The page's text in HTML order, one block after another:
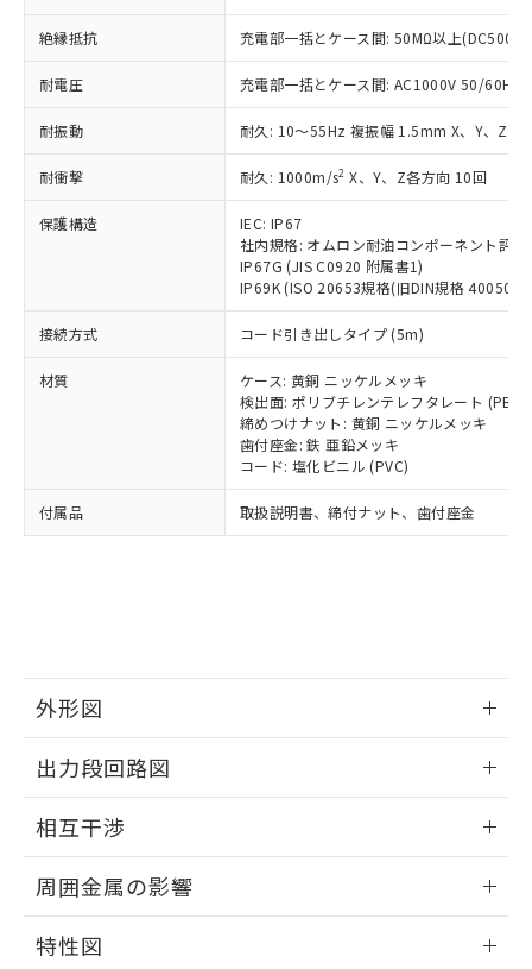
絶縁抵抗 充電部一括とケース間: 50MΩ以上(DC500V
耐電圧 充電部一括とケース間: AC1000V 50/60Hz
耐振動 耐久: 10～55Hz 複振幅 1.5mm X、Y、Z各
耐衝撃 耐久: 1000m/s2 X、Y、Z各方向 10回
保護構造
IEC: IP67
社内規格: オムロン耐油コンポーネント評
IP67G (JIS C0920 附属書1)
IP69K (ISO 20653規格(旧DIN規格 40050
接続方式 コード引き出しタイプ (5m)
材質
ケース: 黄銅 ニッケルメッキ
検出面: ポリブチレンテレフタレート (PBT)
締めつけナット: 黄銅 ニッケルメッキ
歯付座金: 鉄 亜鉛メッキ
コード: 塩化ビニル (PVC)
付属品 取扱説明書、締付ナット、歯付座金
外形図
外形図
出力段回路図
出力段回路図
相互干渉
相互干渉
周囲金属の影響
特性図
在庫状況および標準価格照会結果は、
タに基づき作成されるものであり、閲
覧された時点での実際の在庫および標
準価格とは異なる場合があることをご
了承ください。
正式な納期状況および標準価格はお客
様のお取引先、またはお客様担当のオ
ムロン制御機器販売店・当社販売員に
ご相談ください。
オムロン制御機器販売店や当社販売拠
販売ネットワーク
」をご確認
在庫状況および標準価格結果を当社の
事前の承諾なく第三者に漏洩または開
示しないようお願いします。
マイパーツ機能（部品リスト作成サー
ビス）をご利用いただくには、I-Web
メンバーズにご登録されている必要が
お客様が当ウェブサイト上で当社にご
※当社の共同利用者とは、"個人情報
指します。
むを得ず変更することがあります。
*EU RoHS指令（10物質）：
鉛(Pb) 1000ppm以下、 水銀(Hg) 1000ppm以下、 カド
類(PBB) 1000ppm以下、ポリ臭化ジフェニルエーテル類
(PBDE) 1000ppm以下、フタル酸ビス(2-エチルヘキシ
ル) (DEHP)(別名：DOP) 1000ppm以下、フタル酸ブチ
ルベンジル（BBP） 1000ppm以下、フタル酸ジブチル
(DIBP) 1000ppm以下
但し、RoHS指令で産業用監視および制御機器に対する
フタル酸エステル類の４物質については閾値を超える意
図的な使用がないことを確認しています。
部品在庫の切り替え状況などにより、予定
月が前後することがあります。
※3 非含有証明書ダウンロード
51物質の非含有証明書（当社基準）
※本証明書は発行日時点で非含有を証明す
るもので、過去に遡って非含有を証明する
ものではありません。
また、RoHS指令のフタル酸エステル類４
物質の対応では、対応完了までの期間は出
荷製品に未対応品が混在することから備考
既に当社にて対応品への在庫切替を完了
していることから、特段のことがない限
り、2022年1月12日より割愛しておりま
「－」：未確認です。当社販売部門へお問
い合わせください。
*中国RoHS10物質の基準値 (GB/T26572)：
Pb(鉛) :1000ppm、 Hg(水銀) : 1000ppm、 Cd(カドミウ
Cr(Ⅵ)(六価クロム) : 1000ppm、 PBBs(ポリ臭化ビフェ
ニル類) : 1000ppm、 PBDEs(ポリ臭化ジフェニルエーテ
ル) : 1000ppm、
DEHP(フタル酸ビス(2-エチルヘキシル)) : 1000ppm
※2 環境保護使用期限
「ｅ」：有害物質（10物質）のすべてが基
準値以下であることを示します。
「10」：通常の使用状況下において有害物
質が外部に漏えいし、環境に深刻な影響を
及ぼさない年数を意味します。
「－」：未確認です。当社販売部門へお問
い合わせください。
為替および外国貿易法に定める商品
（以下｢規制貨物等」という）を輸出
または国外への提供する場合は、日本
国政府の輸出許可(または役務取引許
可)を取得するなどの必要な手続きを
当社は規制貨物を破棄する場合は、完
全に破砕するなど、違法に輸出されな
いよう必要な手段を講じます。
当社は貴社製品を、核兵器、ミサイ
ル、化学兵器、生物兵器またはその他
武器並びにこれらの製造装置等に一切
当社は、貴社製品を第三者に販売する
場合は、上記1、2および3の内容を当
該第三者に通知します。また当社は、
販売先および販売に係わる関係者が違
法に輸出するおそれがある場合は、取
り引きをいたしません。
一定数以上の在庫あり
一定数には満たないが在庫あり
在庫なし(最新の在庫状況につ
いては、お客様のお取引先、ま
たはお客様担当のオムロン制御
機器販売店・当社販売員にご確
認ください)
受注生産機種、また在庫状況の
情報を公開していない機種